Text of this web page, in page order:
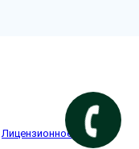
Лицензионное